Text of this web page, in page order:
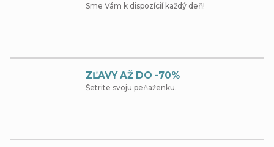
Sme Vám k dispozícií každý deň!
ZĽAVY AŽ DO -70%
Šetrite svoju peňaženku.